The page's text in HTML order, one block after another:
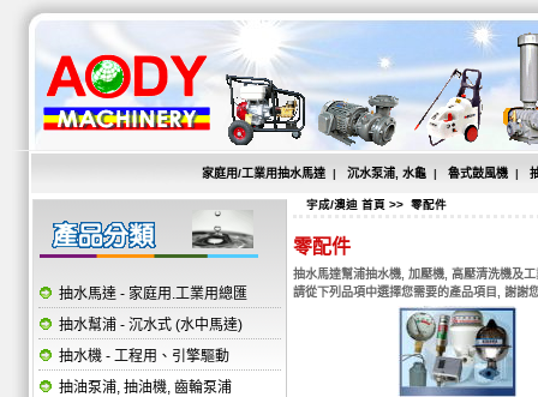
家庭用/工業用抽水馬達| 沉水泵浦, 水龜| 魯式鼓風機|
抽水馬達 - 家庭用.工業用總匯
抽水幫浦 - 沉水式 (水中馬達)
抽水機 - 工程用、引擎驅動
抽油泵浦, 抽油機, 齒輪泵浦
宇成/澳迪 首頁 >> 零配件
零配件
抽水馬達幫浦抽水機, 加壓機, 高壓清洗機及
請從下列品項中選擇您需要的產品項目, 謝謝